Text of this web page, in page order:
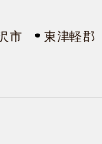
市 東津軽郡